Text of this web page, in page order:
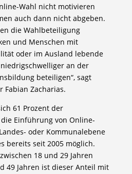
Wahl nicht motivieren
auch dann nicht abgeben.
die Wahlbeteiligung
und Menschen mit
oder im Ausland lebende
an der
beteiligen“, sagt
Fabian Zacharias.
61 Prozent der
Einführung von Online-
oder Kommunalebene
bereits seit 2005 möglich.
18 und 29 Jahren
49 Jahren ist dieser Anteil mit